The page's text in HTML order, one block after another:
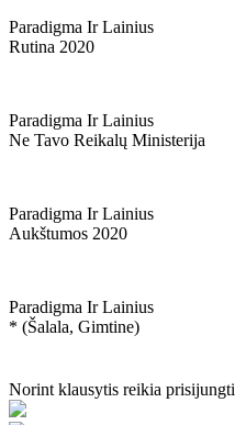
Paradigma Ir Lainius
Rutina 2020
Paradigma Ir Lainius
Ne Tavo Reikalų Ministerija
Paradigma Ir Lainius
Aukštumos 2020
Paradigma Ir Lainius
* (šalala, Gimtine)
Norint klausytis reikia prisijungti